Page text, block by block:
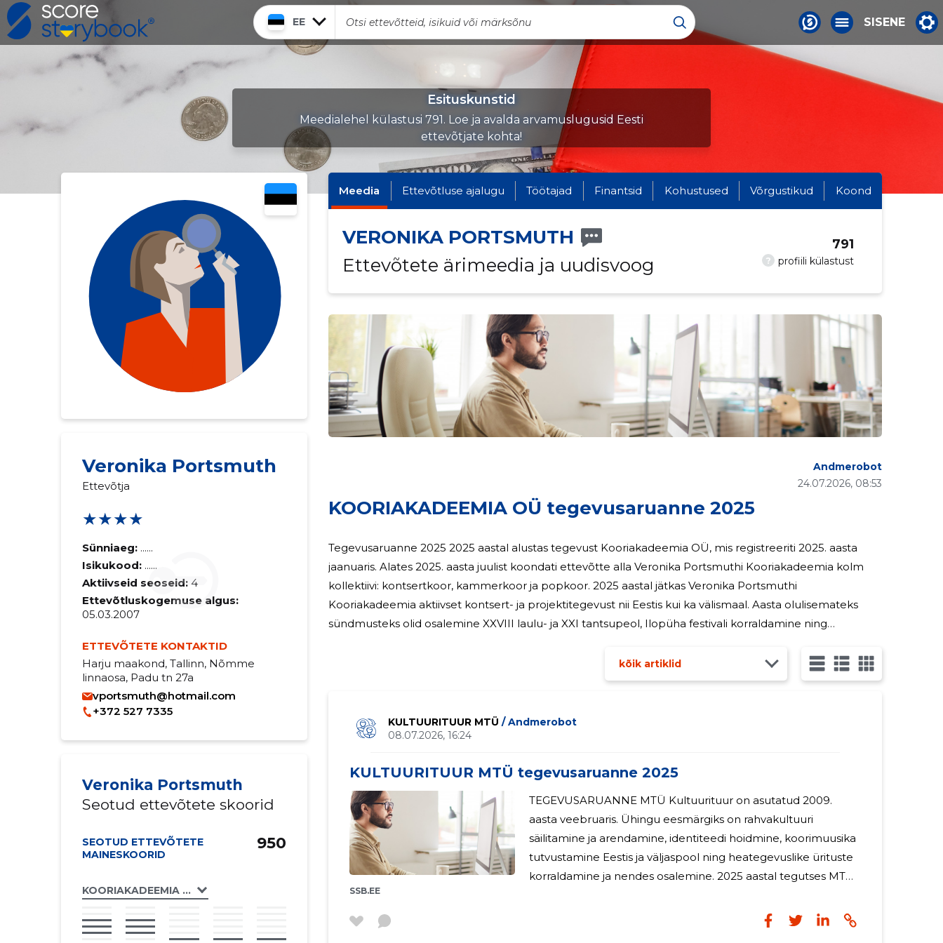
EE SISENE
Esituskunstid
Meedialehel külastusi 791. Loe ja avalda arvamuslugusid Eesti
ettevõtjate kohta!
Veronika Portsmuth
Ettevõtja
★★★★
Sünniaeg: ......
Isikukood: ......
Aktiivseid seoseid: 4
Ettevõtluskogemuse algus:
05.03.2007
ETTEVÕTETE KONTAKTID
Harju maakond, Tallinn, Nõmme
linnaosa, Padu tn 27a
vportsmuth@hotmail.com
+372 527 7335
Veronika Portsmuth
Seotud ettevõtete skoorid
SEOTUD ETTEVÕTETE
MAINESKOORID
KOORIAKADEEMIA OÜ
950
Meedia Ettevõtluse ajalugu Töötajad Finantsid Kohustused Võrgustikud Koond
VERONIKA PORTSMUTH
Ettevõtete ärimeedia ja uudisvoog
? profiili külastust
791
KOORIAKADEEMIA OÜ tegevusaruanne 2025
24.07.2026, 08:53
Andmerobot
Tegevusaruanne 2025 2025 aastal alustas tegevust Kooriakadeemia OÜ, mis registreeriti 2025. aasta
jaanuaris. Alates 2025. aasta juulist koondati ettevõtte alla Veronika Portsmuthi Kooriakadeemia kolm
kollektiivi: kontsertkoor, kammerkoor ja popkoor. 2025 aastal jätkas Veronika Portsmuthi
Kooriakadeemia aktiivset kontsert- ja projektitegevust nii Eestis kui ka välismaal. Aasta olulisemateks
sündmusteks olid osalemine XXVIII laulu- ja XXI tantsupeol, Ilopüha festivali korraldamine ning
kõik artiklid
KULTUURITUUR MTÜ / Andmerobot
08.07.2026, 16:24
KULTUURITUUR MTÜ tegevusaruanne 2025
SSB.EE
TEGEVUSARUANNE MTÜ Kultuurituur on asutatud 2009.
aasta veebruaris. Ühingu eesmärgiks on rahvakultuuri
säilitamine ja arendamine, identiteedi hoidmine, koorimuusika
tutvustamine Eestis ja väljaspool ning heategevuslike ürituste
korraldamine ja nendes osalemine. 2025 aastal tegutses MTÜ
Saaja e-mail
Sinu kommentaar